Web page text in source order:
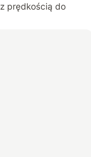
prędkością do